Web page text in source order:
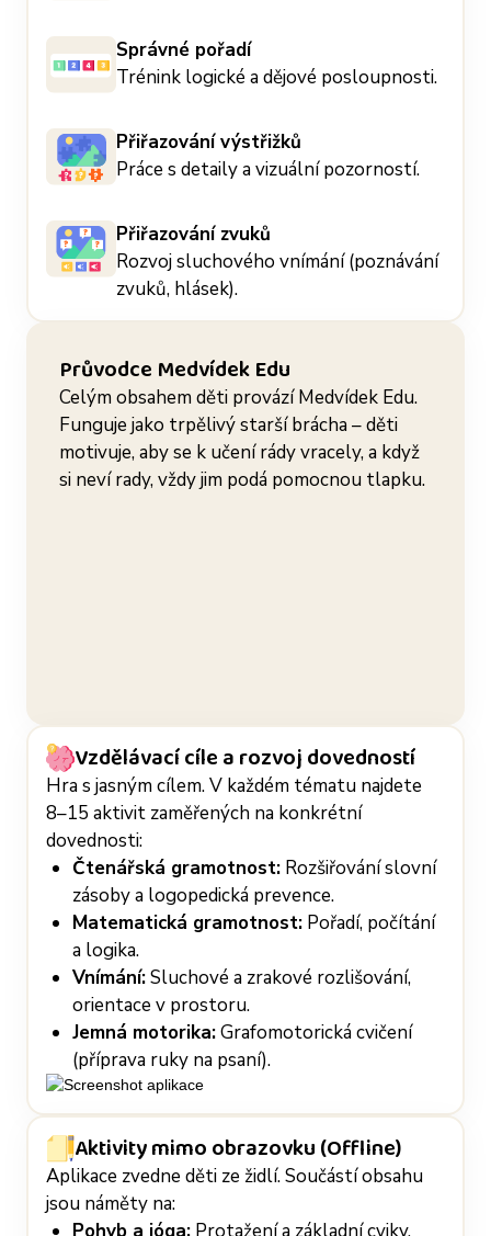
Správné pořadí
Trénink logické a dějové posloupnosti.
Přiřazování výstřižků
Práce s detaily a vizuální pozorností.
Přiřazování zvuků
Rozvoj sluchového vnímání (poznávání
zvuků, hlásek).
Průvodce Medvídek Edu
Celým obsahem děti provází Medvídek Edu.
Funguje jako trpělivý starší brácha – děti
motivuje, aby se k učení rády vracely, a když
si neví rady, vždy jim podá pomocnou tlapku.
Vzdělávací cíle a rozvoj dovedností
Hra s jasným cílem. V každém tématu najdete
8–15 aktivit zaměřených na konkrétní
dovednosti:
Čtenářská gramotnost:Rozšiřování slovní
zásoby a logopedická prevence.
Matematická gramotnost:Pořadí, počítání
a logika.
Vnímání:Sluchové a zrakové rozlišování,
orientace v prostoru.
Jemná motorika:Grafomotorická cvičení
(příprava ruky na psaní).
Aktivity mimo obrazovku (Offline)
Aplikace zvedne děti ze židlí. Součástí obsahu
jsou náměty na: